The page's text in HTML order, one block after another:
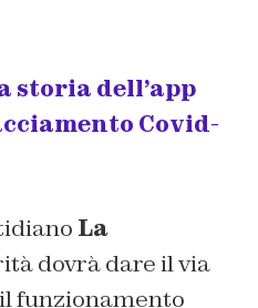
storia dell’app
Covid-
La
dovrà dare il via
funzionamento